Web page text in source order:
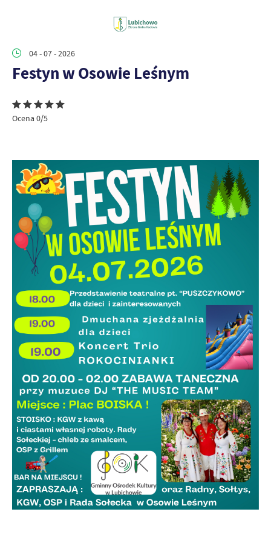
04 - 07 - 2026
Festyn w Osowie Leśnym
Ocena 0/5